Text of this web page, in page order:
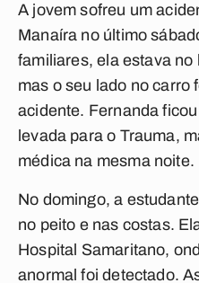
A jovem sofreu um
Manaíra no último
familiares, ela estava
mas o seu lado no carro
acidente. Fernanda
levada para o Trauma,
médica na mesma noite.
No domingo, a
no peito e nas costas.
Hospital Samaritano,
anormal foi detectado.